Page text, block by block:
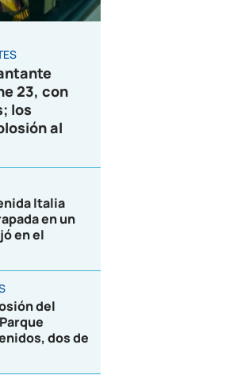
23, con
los
al
Italia
en un
en el
del
dos de